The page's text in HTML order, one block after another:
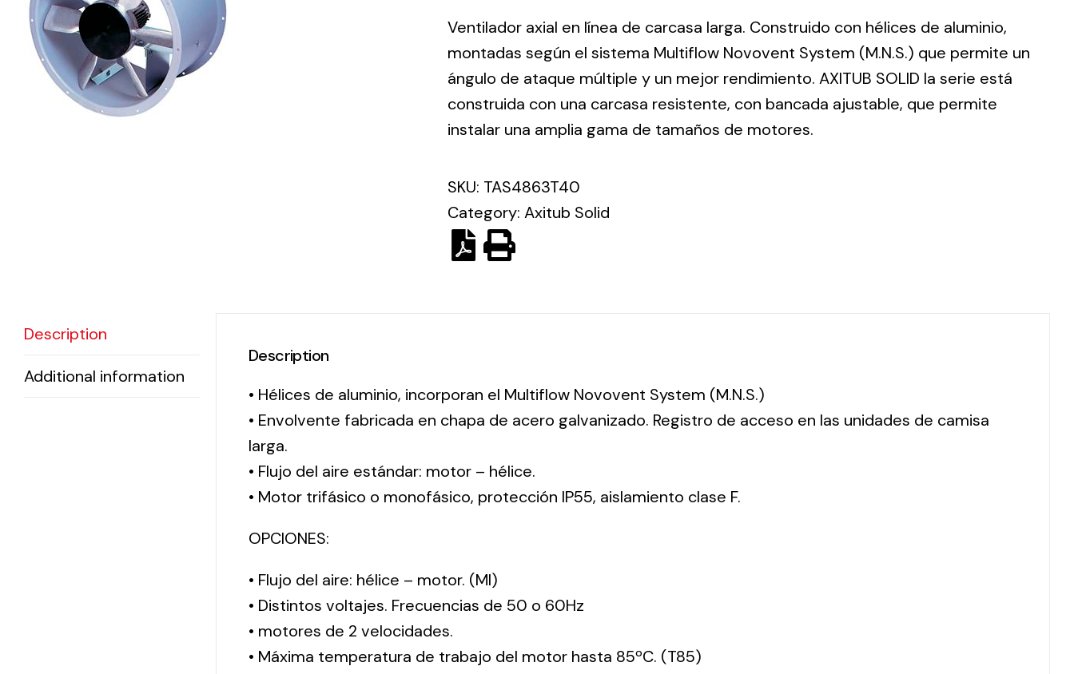
Ventilation
The
incorporation of
meant a greater
offer of
ventilation
products for
Solar lighting
Ventilador axial en línea de carcasa larga. Construido con hélices de aluminio,
montadas según el sistema Multiflow Novovent System (M.N.S.) que permite un
ángulo de ataque múltiple y un mejor rendimiento. AXITUB SOLID la serie está
construida con una carcasa resistente, con bancada ajustable, que permite
instalar una amplia gama de tamaños de motores.
SKU: TAS4863T40
Category: Axitub Solid
Description
Additional information
Description
• Hélices de aluminio, incorporan el Multiflow Novovent System (M.N.S.)
• Envolvente fabricada en chapa de acero galvanizado. Registro de acceso en las unidades de camisa
larga.
• Flujo del aire estándar: motor – hélice.
• Motor trifásico o monofásico, protección IP55, aislamiento clase F.
OPCIONES:
• Flujo del aire: hélice – motor. (MI)
• Distintos voltajes. Frecuencias de 50 o 60Hz
• motores de 2 velocidades.
• Máxima temperatura de trabajo del motor hasta 85ºC. (T85)